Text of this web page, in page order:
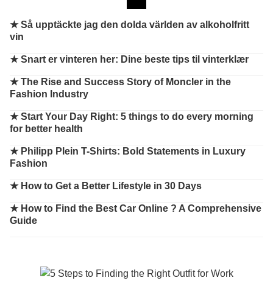
★Så upptäckte jag den dolda världen av alkoholfritt
vin
★Snart er vinteren her: Dine beste tips til vinterklær
★The Rise and Success Story of Moncler in the
Fashion Industry
★Start Your Day Right: 5 things to do every morning
for better health
★ Philipp Plein T-Shirts: Bold Statements in Luxury
Fashion
★ How to Get a Better Lifestyle in 30 Days
★ How to Find the Best Car Online ? A Comprehensive
Guide